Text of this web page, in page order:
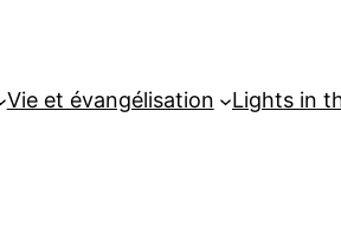
Vie et évangélisation Lights in